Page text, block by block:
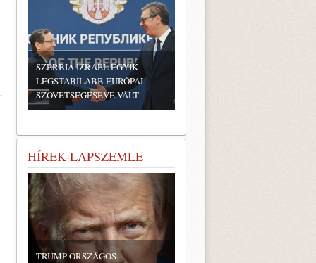
SZERBIA IZRAEL EGYIK
LEGSTABILABB EURÓPAI
SZÖVETSÉGESÉVÉ VÁLT
HÍREK-LAPSZEMLE
TRUMP ORSZÁGOS